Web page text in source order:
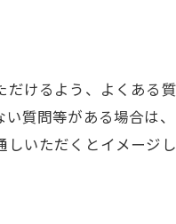
だけるよう、よくある
質問等がある場合は
いただくとイメージ